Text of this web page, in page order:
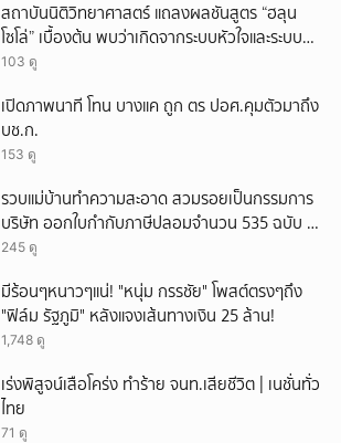
สถาบันนิติวิทยาศาสตร์ แถลงผลชันสูตร “ฮลุน
โซโล่” เบื้องต้น พบว่าเกิดจากระบบหัวใจและระบบ
ไหลเวียนโลหิตล้มเหลว
103 ดู
เปิดภาพนาที โทน บางแค ถูก ตร ปอศ.คุมตัวมาถึง
บช.ก.
153 ดู
รวบแม่บ้านทำความสะอาด สวมรอยเป็นกรรมการ
บริษัท ออกใบกำกับภาษีปลอมจำนวน 535 ฉบับ รัฐ
เสียหายกว่า 129 ล้านบาท
245 ดู
มีร้อนๆหนาวๆแน่! "หนุ่ม กรรชัย" โพสต์ตรงๆถึง
"ฟิล์ม รัฐภูมิ" หลังแจงเส้นทางเงิน 25 ล้าน!
1,748 ดู
เร่งพิสูจน์เสือโคร่ง ทำร้าย จนท.เสียชีวิต | เนชั่นทั่ว
ไทย
71 ดู